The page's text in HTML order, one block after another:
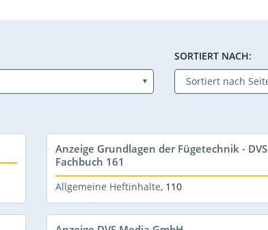
SORTIERT NACH:
Anzeige Grundlagen der Fügetechnik - DVS
Fachbuch 161
Allgemeine Heftinhalte, 110